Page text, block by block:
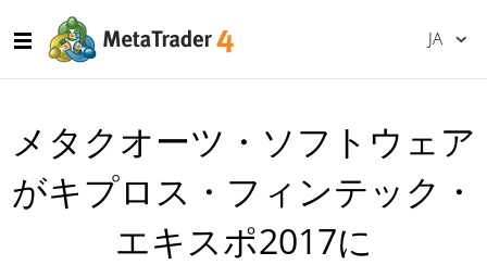
JA
メタクオーツ・ソフトウェア
がキプロス・フィンテック・
エキスポ2017に